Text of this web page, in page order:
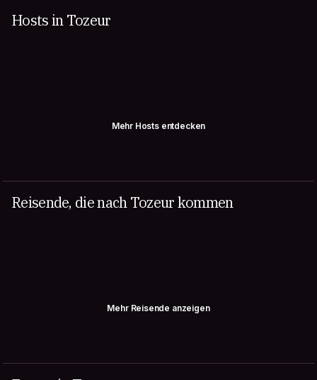
Hosts in Tozeur
Mehr Hosts entdecken
Reisende, die nach Tozeur kommen
Mehr Reisende anzeigen